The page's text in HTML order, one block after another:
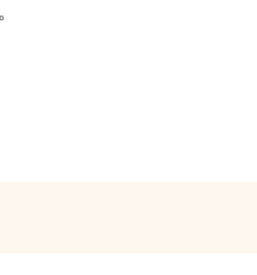
下出现之时，六位英雄也再
故乡，铲除邪恶势力而努